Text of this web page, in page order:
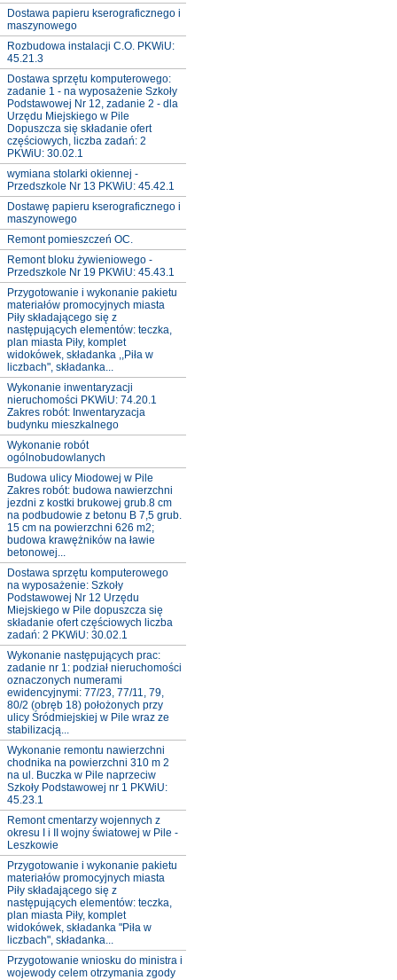
Dostawa papieru kserograficznego i
maszynowego
Rozbudowa instalacji C.O. PKWiU:
45.21.3
Dostawa sprzętu komputerowego:
zadanie 1 - na wyposażenie Szkoły
Podstawowej Nr 12, zadanie 2 - dla
Urzędu Miejskiego w Pile
Dopuszcza się składanie ofert
częściowych, liczba zadań: 2
PKWiU: 30.02.1
wymiana stolarki okiennej -
Przedszkole Nr 13 PKWiU: 45.42.1
Dostawę papieru kserograficznego i
maszynowego
Remont pomieszczeń OC.
Remont bloku żywieniowego -
Przedszkole Nr 19 PKWiU: 45.43.1
Przygotowanie i wykonanie pakietu
materiałów promocyjnych miasta
Piły składającego się z
następujących elementów: teczka,
plan miasta Piły, komplet
widokówek, składanka ,,Piła w
liczbach", składanka...
Wykonanie inwentaryzacji
nieruchomości PKWiU: 74.20.1
Zakres robót: Inwentaryzacja
budynku mieszkalnego
Wykonanie robót
ogólnobudowlanych
Budowa ulicy Miodowej w Pile
Zakres robót: budowa nawierzchni
jezdni z kostki brukowej grub.8 cm
na podbudowie z betonu B 7,5 grub.
15 cm na powierzchni 626 m2;
budowa krawężników na ławie
betonowej...
Dostawa sprzętu komputerowego
na wyposażenie: Szkoły
Podstawowej Nr 12 Urzędu
Miejskiego w Pile dopuszcza się
składanie ofert częściowych liczba
zadań: 2 PKWiU: 30.02.1
Wykonanie następujących prac:
zadanie nr 1: podział nieruchomości
oznaczonych numerami
ewidencyjnymi: 77/23, 77/11, 79,
80/2 (obręb 18) położonych przy
ulicy Śródmiejskiej w Pile wraz ze
stabilizacją...
Wykonanie remontu nawierzchni
chodnika na powierzchni 310 m 2
na ul. Buczka w Pile naprzeciw
Szkoły Podstawowej nr 1 PKWiU:
45.23.1
Remont cmentarzy wojennych z
okresu I i II wojny światowej w Pile -
Leszkowie
Przygotowanie i wykonanie pakietu
materiałów promocyjnych miasta
Piły składającego się z
następujących elementów: teczka,
plan miasta Piły, komplet
widokówek, składanka "Piła w
liczbach", składanka...
Przygotowanie wniosku do ministra i
wojewody celem otrzymania zgody